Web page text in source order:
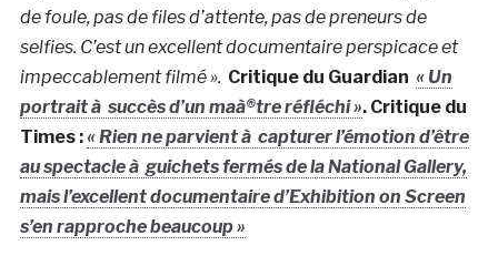
de foule, pas de files d’attente, pas de preneurs de
selfies. C’est un excellent documentaire perspicace et
impeccablement filmé ». Critique du Guardian « Un
portrait à succès d’un maà®tre réfléchi ». Critique du
Times :« Rien ne parvient à capturer l’émotion d’être
au spectacle à guichets fermés de la National Gallery,
mais l’excellent documentaire d’Exhibition on Screen
s’en rapproche beaucoup »